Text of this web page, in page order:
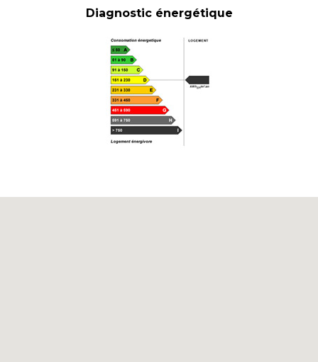
Diagnostic énergétique